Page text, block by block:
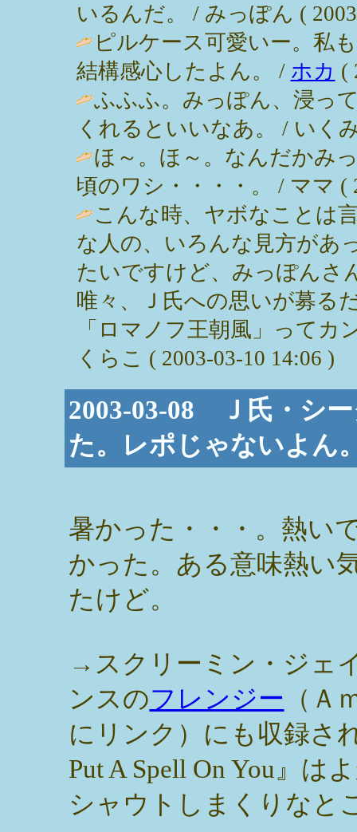
いるんだ。 / みっぽん (
ピルケース可愛いー。私
結構感心したよん。 / ホカ (
ふふふ。みっぽん、浸っ
くれるといいなあ。 / いく
ほ～。ほ～。なんだかみ
頃のワシ・・・・。 / ママ (
こんな時、ヤボなことは
な人の、いろんな見方があ
たいですけど、みっぽんさ
唯々、Ｊ氏への思いが募
「ロマノフ王朝風」って
くらこ ( 2003-03-10 14:06 )
2003-03-08 Ｊ氏・シ
た。レポじゃないよん
暑かった・・・。熱い
かった。ある意味熱い
たけど。
→スクリーミン・ジェ
ンスのフレンジー （Ａ
にリンク）にも収録さ
Put A Spell On You』は
シャウトしまくりなと